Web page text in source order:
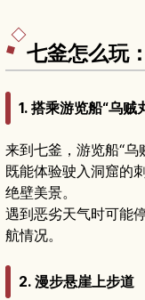
七釜怎么玩
1. 搭乘游览船“乌贼
来到七釜，游览船“乌
既能体验驶入洞窟的
绝壁美景。
遇到恶劣天气时可能
航情况。
2. 漫步悬崖上步道